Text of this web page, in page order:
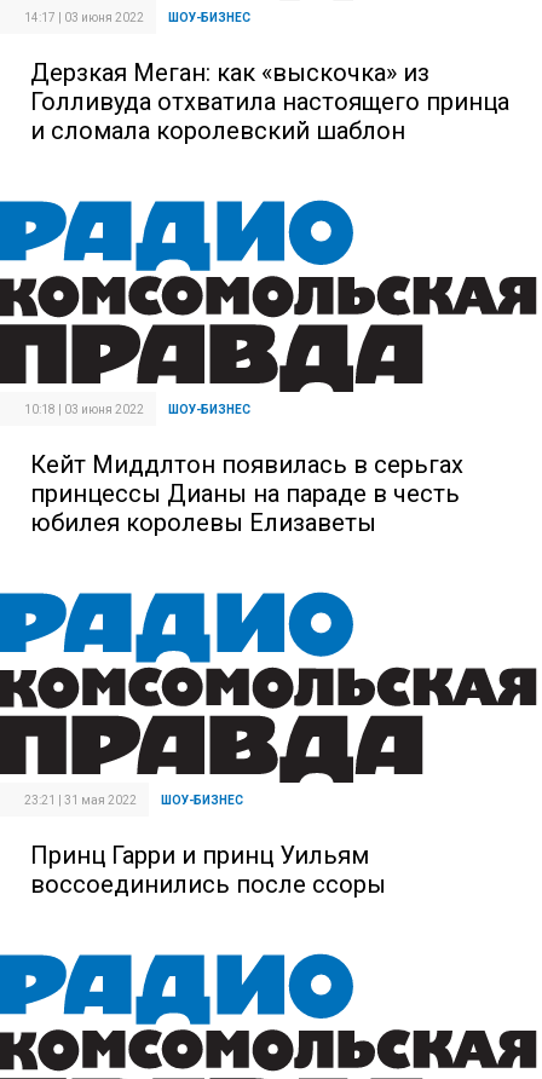
14:17 | 03 июня 2022 ШОУ-БИЗНЕС
Дерзкая Меган: как «выскочка» из
Голливуда отхватила настоящего принца
и сломала королевский шаблон
10:18 | 03 июня 2022 ШОУ-БИЗНЕС
Кейт Миддлтон появилась в серьгах
принцессы Дианы на параде в честь
юбилея королевы Елизаветы
23:21 | 31 мая 2022 ШОУ-БИЗНЕС
Принц Гарри и принц Уильям
воссоединились после ссоры